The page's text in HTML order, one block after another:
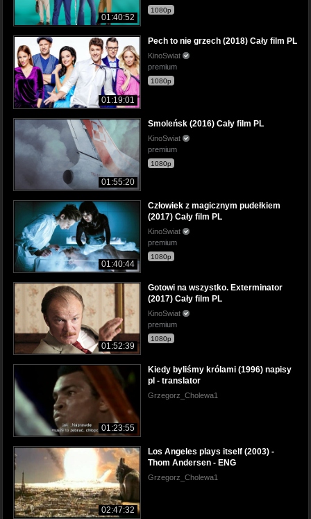
01:40:52
1080p
01:19:01
Pech to nie grzech (2018) Cały film PL
KinoSwiat
premium
1080p
01:55:20
Smoleńsk (2016) Cały film PL
KinoSwiat
premium
1080p
01:40:44
Człowiek z magicznym pudełkiem
(2017) Cały film PL
KinoSwiat
premium
1080p
01:52:39
Gotowi na wszystko. Exterminator
(2017) Cały film PL
KinoSwiat
premium
1080p
01:23:55
Kiedy byliśmy królami (1996) napisy
pl - translator
Grzegorz_Cholewa1
02:47:32
Los Angeles plays itself (2003) -
Thom Andersen - ENG
Grzegorz_Cholewa1